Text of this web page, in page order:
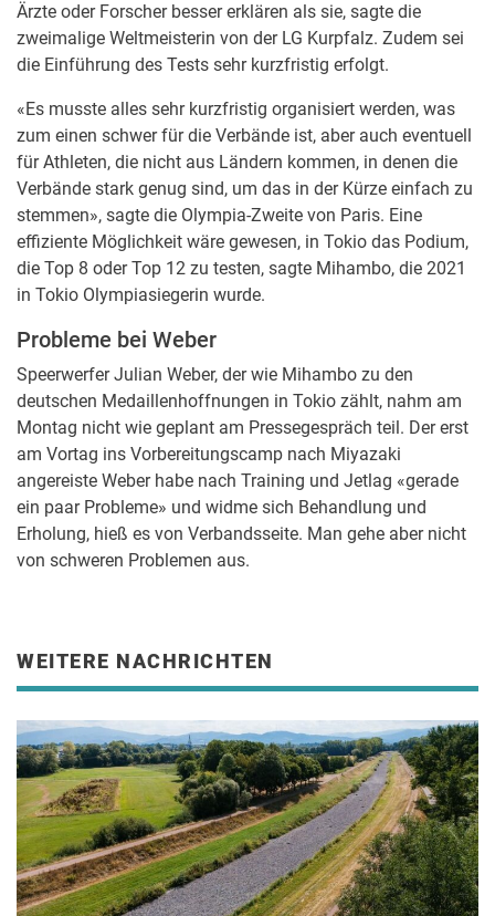
Ärzte oder Forscher besser erklären als sie, sagte die
zweimalige Weltmeisterin von der LG Kurpfalz. Zudem sei
die Einführung des Tests sehr kurzfristig erfolgt.
«Es musste alles sehr kurzfristig organisiert werden, was
zum einen schwer für die Verbände ist, aber auch eventuell
für Athleten, die nicht aus Ländern kommen, in denen die
Verbände stark genug sind, um das in der Kürze einfach zu
stemmen», sagte die Olympia-Zweite von Paris. Eine
effiziente Möglichkeit wäre gewesen, in Tokio das Podium,
die Top 8 oder Top 12 zu testen, sagte Mihambo, die 2021
in Tokio Olympiasiegerin wurde.
Probleme bei Weber
Speerwerfer Julian Weber, der wie Mihambo zu den
deutschen Medaillenhoffnungen in Tokio zählt, nahm am
Montag nicht wie geplant am Pressegespräch teil. Der erst
am Vortag ins Vorbereitungscamp nach Miyazaki
angereiste Weber habe nach Training und Jetlag «gerade
ein paar Probleme» und widme sich Behandlung und
Erholung, hieß es von Verbandsseite. Man gehe aber nicht
von schweren Problemen aus.
WEITERE NACHRICHTEN